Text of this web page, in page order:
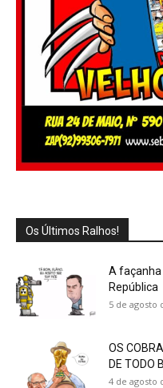
Os Últimos Ralhos!
A façanha
República
5 de agosto
OS
DE TODO
4 de agosto